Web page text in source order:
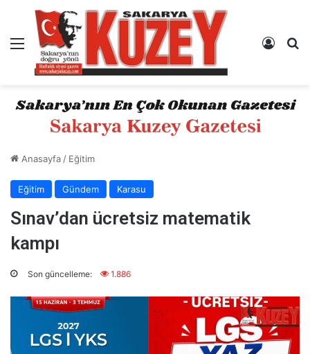
Menü Kayıt
Anasayfa/ Eğitim
Eğitim Gündem Karasu
Sınav’dan ücretsiz matematik
kampı
Son güncelleme: 1.886